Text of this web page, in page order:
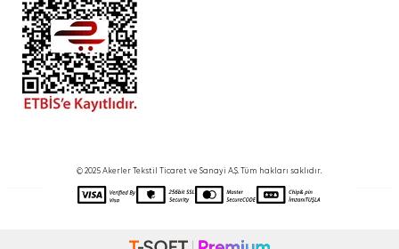
© 2025 Akerler Tekstil Ticaret ve Sanayi A.Ş. Tüm hakları saklıdır.